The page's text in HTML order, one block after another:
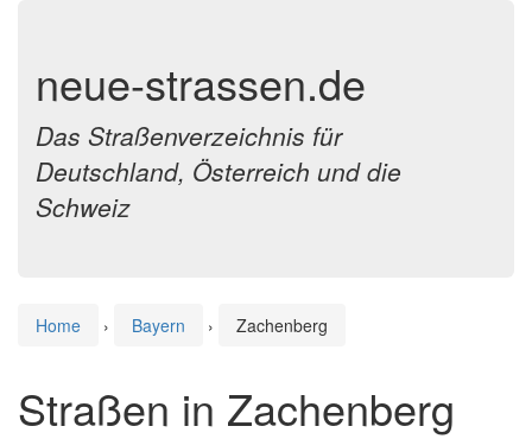
neue-strassen.de
Das Straßenverzeichnis für
Deutschland, Österreich und die
Schweiz
Home › Bayern › Zachenberg
Straßen in Zachenberg